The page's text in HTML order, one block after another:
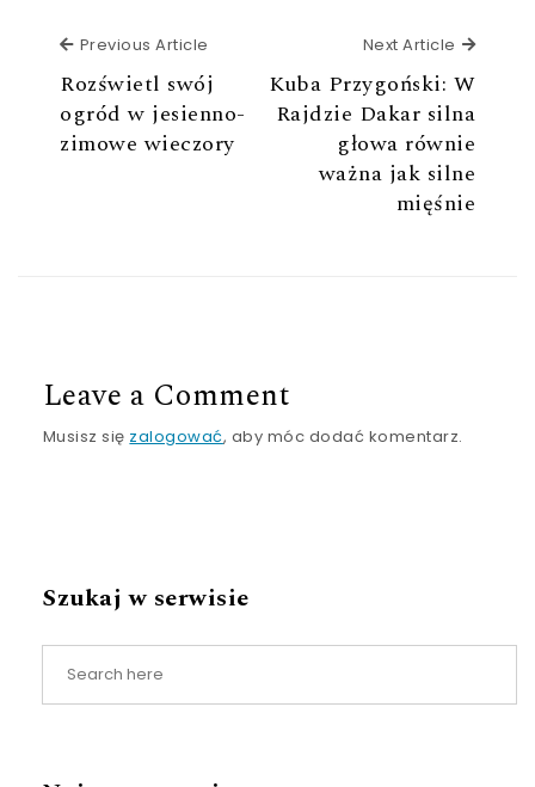
Previous Article
Rozświetl swój
ogród w jesienno-
zimowe wieczory
Next Article Next
Kuba Przygoński: W
Rajdzie Dakar silna
głowa równie
ważna jak silne
mięśnie
Leave a Comment
Musisz się zalogować, aby móc dodać komentarz.
Szukaj w serwisie